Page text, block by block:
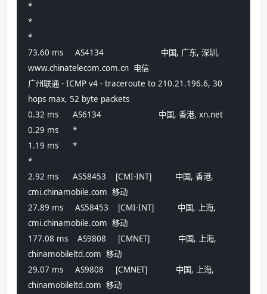
*
*
*
73.60 ms     AS4134                        中国, 广东, 深圳,
www.chinatelecom.com.cn  电信
广州联通 - ICMP v4 - traceroute to 210.21.196.6, 30
hops max, 52 byte packets
0.32 ms      AS6134                        中国, 香港, xn.net
0.29 ms      *
1.19 ms      *
*
2.92 ms      AS58453    [CMI-INT]          中国, 香港,
cmi.chinamobile.com  移动
27.89 ms     AS58453    [CMI-INT]          中国, 上海,
cmi.chinamobile.com  移动
177.08 ms    AS9808     [CMNET]            中国, 上海,
chinamobileltd.com  移动
29.07 ms     AS9808     [CMNET]            中国, 上海,
chinamobileltd.com  移动